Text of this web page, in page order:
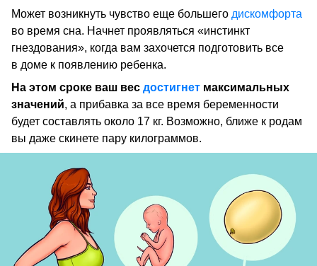
Может возникнуть чувство еще большего дискомфорта
во время сна. Начнет проявляться «инстинкт
гнездования», когда вам захочется подготовить все
в доме к появлению ребенка.
На этом сроке ваш вес достигнет максимальных
значений, а прибавка за все время беременности
будет составлять около 17 кг. Возможно, ближе к родам
вы даже скинете пару килограммов.